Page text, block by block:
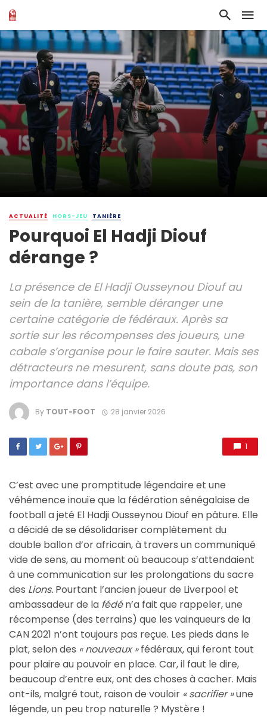
ACTUALITÉ HORS-JEU TANIÈRE
Pourquoi El Hadji Diouf
dérange ?
La présence de El Hadji Ousseynou Diouf au
sein de la tanière, semble déranger une
certaine catégorie de fédéraux. Après sa
sortie sur les récompenses des joueurs, une
cabale s’organise pour le faire sauter. Mais ses
détracteurs ne mesurent, sans doute pas, son
importance dans l’équipe.
By TOUT-FOOT 28 janvier 2026
1
C’est avec une promptitude légendaire et une
véhémence inouïe que la fédération sénégalaise de
football a jeté El Hadji Ousseynou Diouf en pâture. Elle
a décidé de se désolidariser complètement du
double ballon d’or africain, à travers un communiqué
vide de sens, au moment où beaucoup s’attendaient
à une communication sur les prolongations du sacre
des Lions. Pourtant l’ancien joueur de Liverpool et
ambassadeur de la fédén’a fait que rappeler, une
récompense (des terrains) que les vainqueurs de la
CAN 2021 n’ont toujours pas reçue. Les pieds dans le
plat, selon des « nouveaux »fédéraux, qui feront tout
pour plaire au pouvoir en place. Car, il faut le dire,
beaucoup d’entre eux, ont des choses à cacher. Mais
ont-ils, malgré tout, raison de vouloir « sacrifier »une
légende, un peu trop naturelle ? Mystère !